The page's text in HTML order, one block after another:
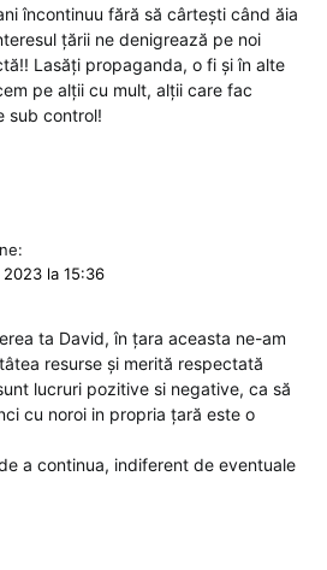
încontinuu fără să cârtești când ăia
țării ne denigrează pe noi
Lasăți propaganda, o fi și în alte
pe alții cu mult, alții care fac
sub control!
la 15:36
ta David, în țara aceasta ne-am
resurse și merită respectată
lucruri pozitive si negative, ca să
cu noroi in propria țară este o
a continua, indiferent de eventuale